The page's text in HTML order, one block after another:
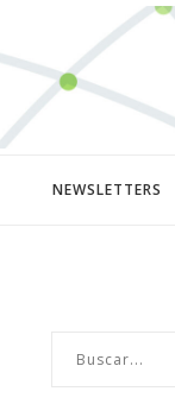
NEWSLETTERS